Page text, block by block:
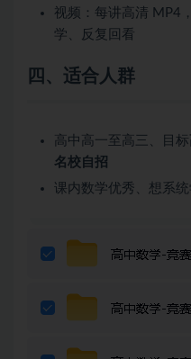
视频：每讲高清 MP4
学、反复回看
四、适合人群
高中高一至高三、目标
名校自招
课内数学优秀、想系统